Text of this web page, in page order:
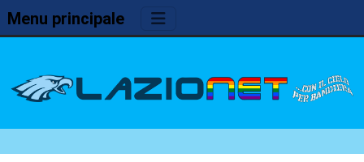
Menu principale